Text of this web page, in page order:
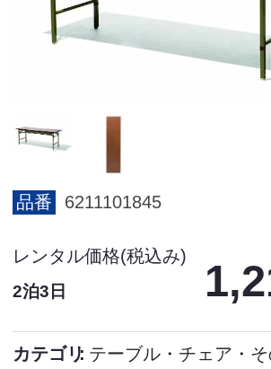
品番 6211101845
レンタル価格(税込み)
2泊3日
カテゴリ テーブル・チェア・